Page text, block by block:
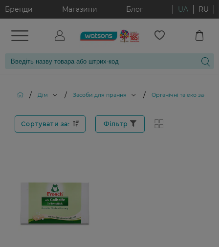
Бренди Магазини Блог UA RU
/ Дім / Засоби для прання / Органічні та еко
Сортувати за: Фільтр